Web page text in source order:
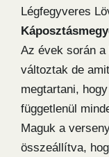
Légfegyveres
Az évek során
változtak de
megtartani,
függetlenül
Maguk a
összeállítva,